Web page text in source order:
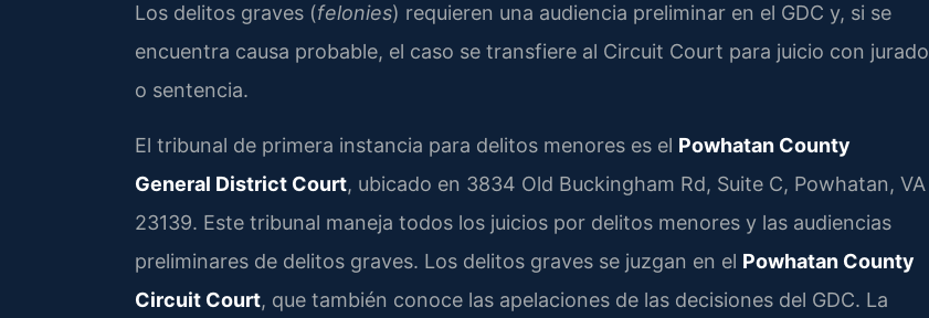
Los delitos graves (felonies) requieren una audiencia preliminar en el GDC y, si se
encuentra causa probable, el caso se transfiere al Circuit Court para juicio con jurado
o sentencia.
El tribunal de primera instancia para delitos menores es el Powhatan County
General District Court, ubicado en 3834 Old Buckingham Rd, Suite C, Powhatan, VA
23139. Este tribunal maneja todos los juicios por delitos menores y las audiencias
preliminares de delitos graves. Los delitos graves se juzgan en el Powhatan County
Circuit Court, que también conoce las apelaciones de las decisiones del GDC. La